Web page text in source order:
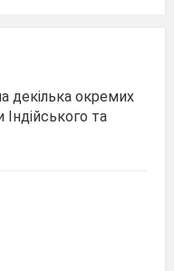
декілька окремих
та